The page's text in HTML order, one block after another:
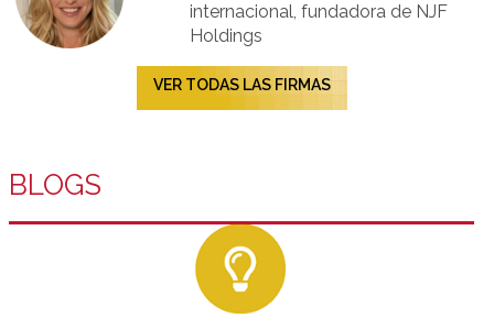
internacional, fundadora de NJF
Holdings
VER TODAS LAS FIRMAS
BLOGS